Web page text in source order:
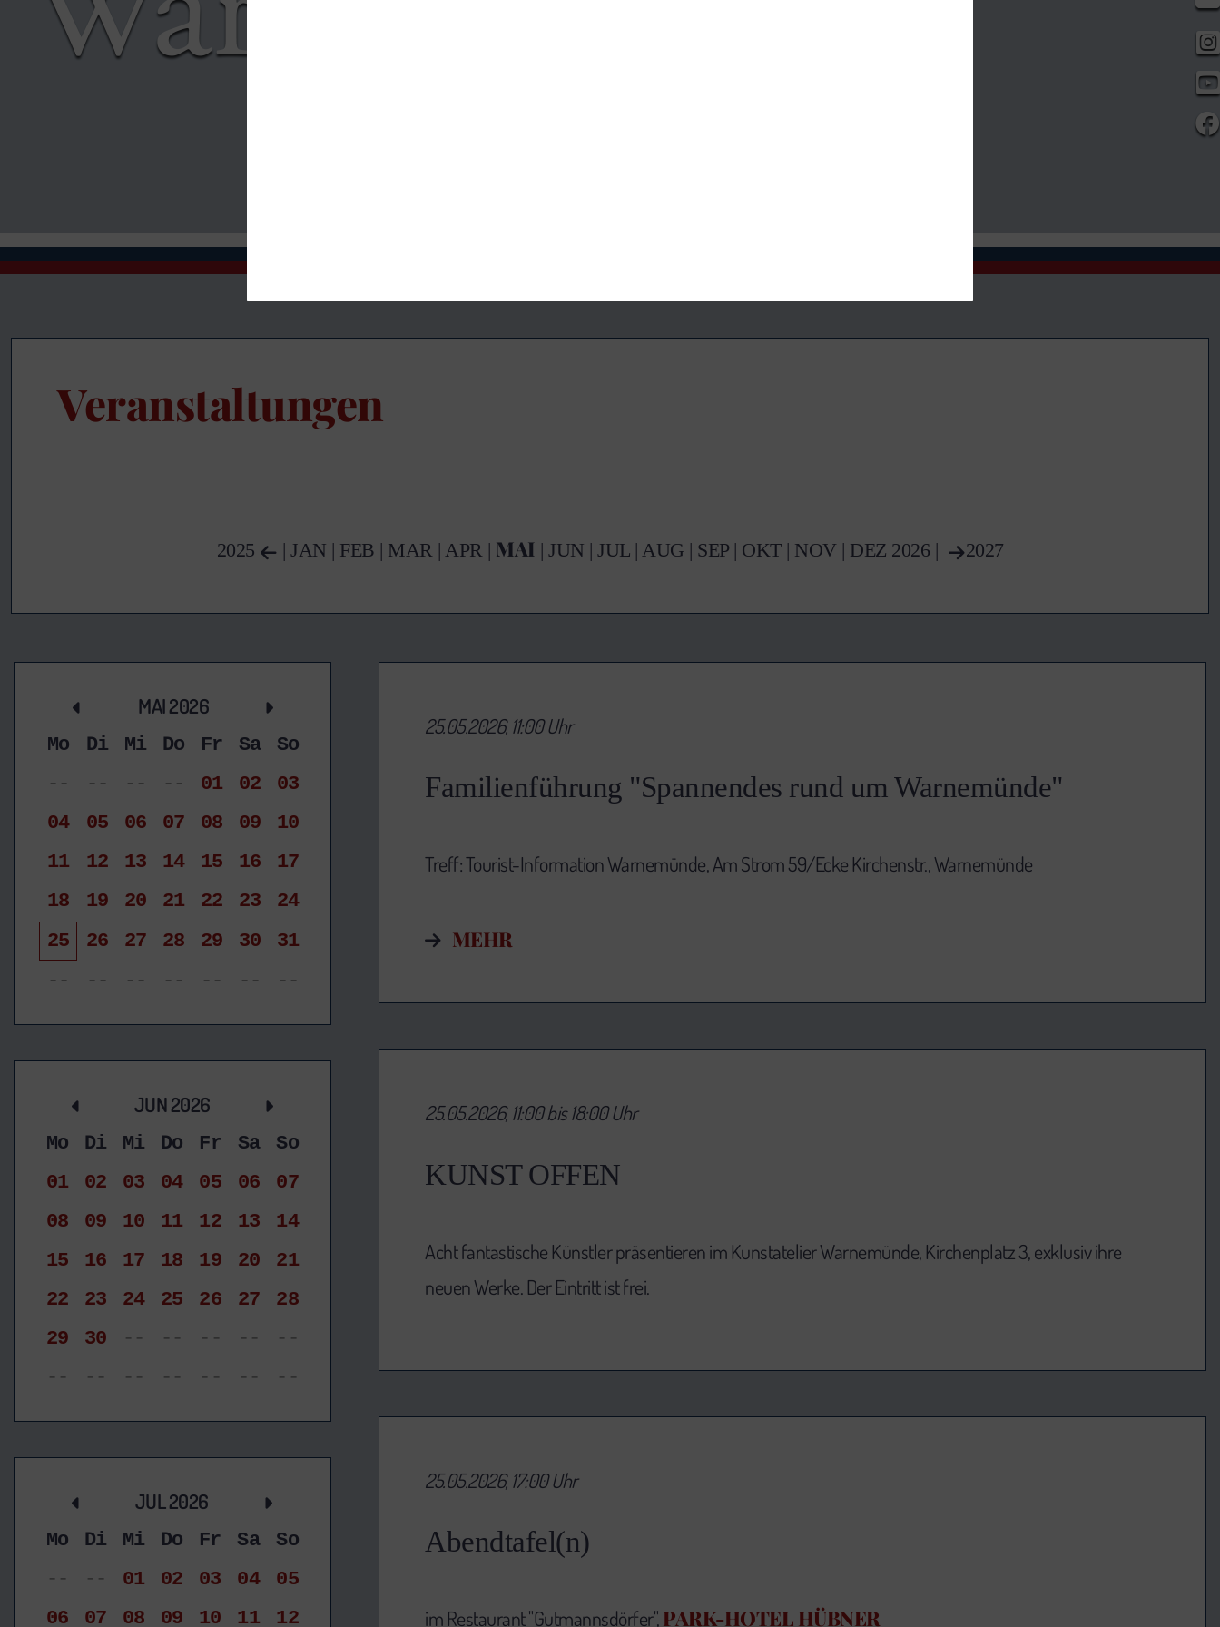
Veranstaltungen
2025 | JAN | FEB | MAR| APR| MAI | JUN | JUL| AUG | SEP| OKT| NOV| DEZ 2026 | 2027
MAI 2026
Mo Di Mi Do Fr Sa
So
--
-- -- -- 01 02
03
04
05 06 07 08 09
10
11
12 13 14 15 16
17
18
19 20 21 22 23
24
25
26 27 28 29 30
31
--
-- -- -- -- -- --
JUN 2026
Mo Di Mi Do Fr Sa
So
01
02 03 04 05 06
07
08
09 10 11 12 13
14
15
16 17 18 19 20
21
22
23 24 25 26 27
28
29
30 -- -- -- --
--
--
-- -- -- -- -- --
JUL 2026
Mo Di Mi Do Fr Sa
So
--
-- 01 02 03 04
05
06
07 08 09 10 11 12
Familienführung "Spannendes rund um Warnemünde"
25.05.2026, 11:00 Uhr
Treff: Tourist-Information Warnemünde, Am Strom 59/Ecke Kirchenstr., Warnemünde
MEHR
KUNST OFFEN
25.05.2026, 11:00 bis 18:00 Uhr
Acht fantastische Künstler präsentieren im Kunstatelier Warnemünde, Kirchenplatz 3, exklusiv ihre
neuen Werke. Der Eintritt ist frei.
Abendtafel(n)
25.05.2026, 17:00 Uhr
im Restaurant "Gutmannsdörfer",PARK-HOTEL HÜBNER